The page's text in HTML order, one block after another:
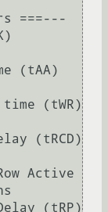
===---
(tAA)
time (tWR)
(tRCD)
Active
(tRP)